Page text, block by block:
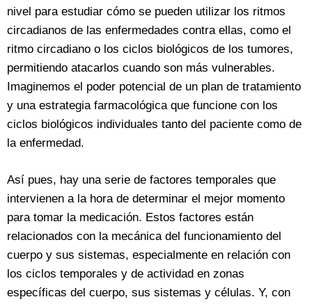
nivel para estudiar cómo se pueden utilizar los ritmos
circadianos de las enfermedades contra ellas, como el
ritmo circadiano o los ciclos biológicos de los tumores,
permitiendo atacarlos cuando son más vulnerables.
Imaginemos el poder potencial de un plan de tratamiento
y una estrategia farmacológica que funcione con los
ciclos biológicos individuales tanto del paciente como de
la enfermedad.
Así pues, hay una serie de factores temporales que
intervienen a la hora de determinar el mejor momento
para tomar la medicación. Estos factores están
relacionados con la mecánica del funcionamiento del
cuerpo y sus sistemas, especialmente en relación con
los ciclos temporales y de actividad en zonas
específicas del cuerpo, sus sistemas y células. Y, con